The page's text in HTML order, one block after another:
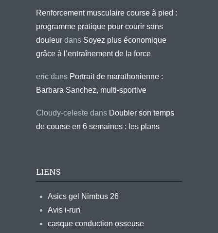
Renforcement musculaire course à pied :
programme pratique pour courir sans
douleur dans Soyez plus économique
grâce à l’entraînement de la force
eric dans Portrait de marathonienne :
Barbara Sanchez, multi-sportive
Cloudy-celeste dans Doubler son temps
de course en 6 semaines : les plans
LIENS
Asics gel Nimbus 26
Avis i-run
casque conduction osseuse